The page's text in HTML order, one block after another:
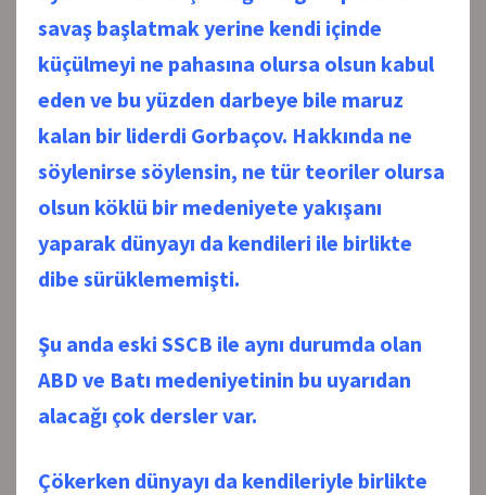
savaş başlatmak yerine kendi içinde
küçülmeyi ne pahasına olursa olsun kabul
eden ve bu yüzden darbeye bile maruz
kalan bir liderdi Gorbaçov. Hakkında ne
söylenirse söylensin, ne tür teoriler olursa
olsun köklü bir medeniyete yakışanı
yaparak dünyayı da kendileri ile birlikte
dibe sürüklememişti.
Şu anda eski SSCB ile aynı durumda olan
ABD ve Batı medeniyetinin bu uyarıdan
alacağı çok dersler var.
Çökerken dünyayı da kendileriyle birlikte